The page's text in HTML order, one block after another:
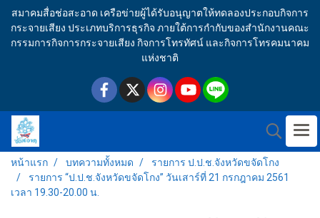
สมาคมสื่อช่อสะอาด เครือข่ายผู้ได้รับอนุญาตให้ทดลองประกอบกิจการ
กระจายเสียง ประเภทบริการธุรกิจ ภายใต้การกำกับของสำนักงานคณะ
กรรมการกิจการกระจายเสียง กิจการโทรทัศน์ และกิจการโทรคมนาคม
แห่งชาติ
หน้าแรก บทความทั้งหมด
รายการ ป.ป.ช.จังหวัดขจัดโกง
รายการ “ป.ป.ช.จังหวัดขจัดโกง” วันเสาร์ที่ 21 กรกฎาคม 2561
เวลา 19.30-20.00 น.